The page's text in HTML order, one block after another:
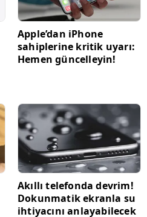
Apple’dan iPhone
sahiplerine kritik uyarı:
Hemen güncelleyin!
Akıllı telefonda devrim!
Dokunmatik ekranla su
ihtiyacını anlayabilecek